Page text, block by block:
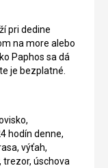
pri dedine
na more alebo
Paphos sa dá
je bezplatné.
hodín denne,
výťah,
trezor, úschova